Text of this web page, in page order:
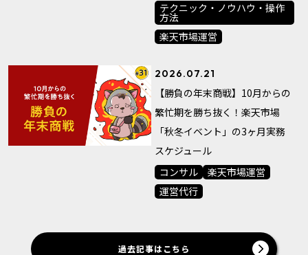
テクニック・ノウハウ・操作
方法
楽天市場運営
2026.07.21
【勝負の年末商戦】10月からの
繁忙期を勝ち抜く！楽天市場
「秋冬イベント」の3ヶ月実務
スケジュール
コンサル
楽天市場運営
運営代行
過去記事はこちら